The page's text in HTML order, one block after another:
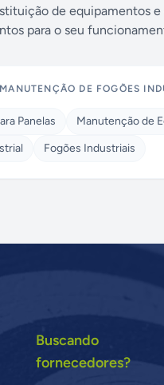
de equipamentos
para o seu
MANUTENÇÃO DE FOGÕES
Panelas Manutenção de
Fogões Industriais
Buscando
fornecedores?